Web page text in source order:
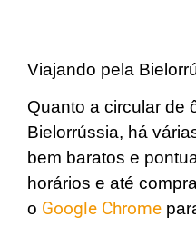
Viajando pela
Quanto a circular de
Bielorrússia, há
bem baratos e
horários e até
o Google Chrome